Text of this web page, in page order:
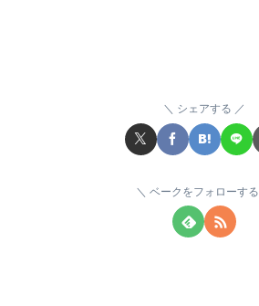
シェアする
ベークをフォローする